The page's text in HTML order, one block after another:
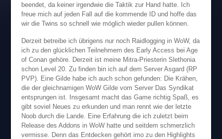
beendet, da keiner irgendwie die Taktik zur Hand hatte. Ich
freue mich auf jeden Fall auf die kommende ID und hoffe das
wir die Twins so schnell wie möglich wieder pullen können.
Derzeit betreibe ich übrigens nur noch Raidlogging in WoW, da
ich zu den glücklichen Teilnehmern des Early Access bei Age
of Conan gehöre. Derzeit ist meine Mitra-Priesterin Slethonia
schon Level 20. Zu finden bin ich auf dem Server Asgard (RP
PVP). Eine Gilde habe ich auch schon gefunden: Die Krähen,
die der gleichnamigen WoW Gilde vom Server Das Syndikat
entsprungen ist. Insgesamt macht das Game richtig Spaß, es
gibt soviel Neues zu erkunden und man rennt wie der letzte
Noob durch die Lande. Eine Erfahrung die ich zuletzt beim
Release des Addons in WoW hatte und seitdem schmerzlich
vermisse. Denn das Entdecken gehört imo zu den Highlights